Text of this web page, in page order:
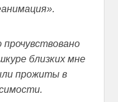
близких мне
прожиты в